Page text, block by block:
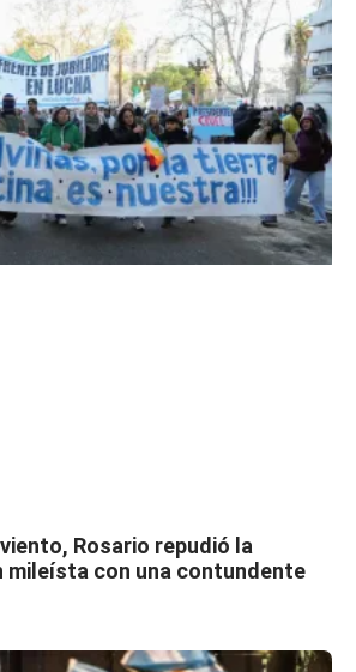
Rosario repudió la
mileísta con una contundente